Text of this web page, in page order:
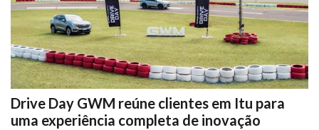
Drive Day GWM reúne clientes em Itu para
uma experiência completa de inovação